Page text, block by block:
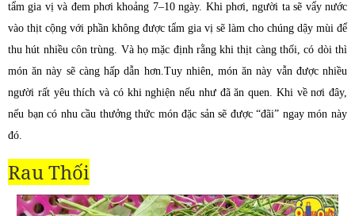
tẩm gia vị và đem phơi khoảng 7–10 ngày. Khi phơi, người ta sẽ vẩy nước
vào thịt cộng với phần không được tẩm gia vị sẽ làm cho chúng dậy mùi để
thu hút nhiều côn trùng. Và họ mặc định rằng khi thịt càng thối, có dòi thì
món ăn này sẽ càng hấp dẫn hơn.Tuy nhiên, món ăn này vẫn được nhiều
người rất yêu thích và có khi nghiện nếu như đã ăn quen. Khi về nơi đây,
nếu bạn có nhu cầu thưởng thức món đặc sản sẽ được “đãi” ngay món này
đó.
Rau Thối